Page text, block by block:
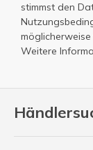
stimmst den
Weitere